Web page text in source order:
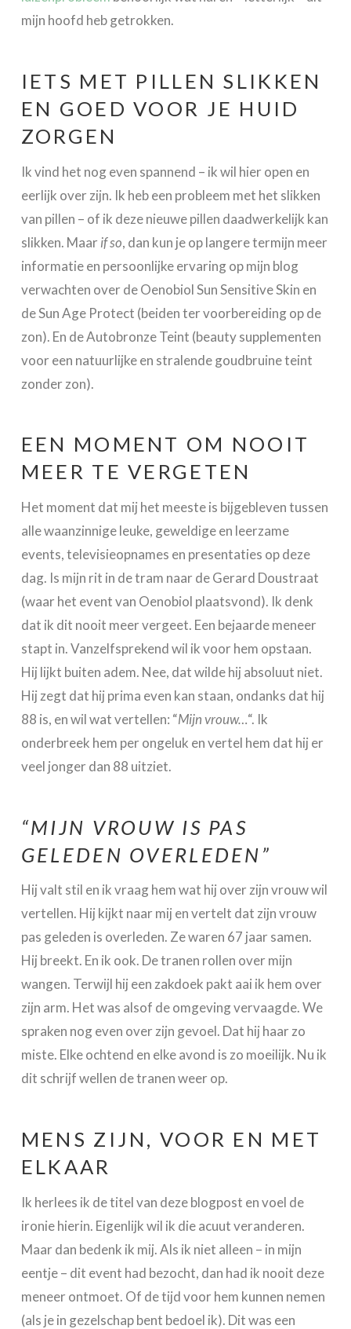
mijn hoofd heb getrokken.
IETS MET PILLEN SLIKKEN
EN GOED VOOR JE HUID
ZORGEN
Ik vind het nog even spannend – ik wil hier open en
eerlijk over zijn. Ik heb een probleem met het slikken
van pillen – of ik deze nieuwe pillen daadwerkelijk kan
slikken. Maar if so, dan kun je op langere termijn meer
informatie en persoonlijke ervaring op mijn blog
verwachten over de Oenobiol Sun Sensitive Skin en
de Sun Age Protect (beiden ter voorbereiding op de
zon). En de Autobronze Teint (beauty supplementen
voor een natuurlijke en stralende goudbruine teint
zonder zon).
EEN MOMENT OM NOOIT
MEER TE VERGETEN
Het moment dat mij het meeste is bijgebleven tussen
alle waanzinnige leuke, geweldige en leerzame
events, televisieopnames en presentaties op deze
dag. Is mijn rit in de tram naar de Gerard Doustraat
(waar het event van Oenobiol plaatsvond). Ik denk
dat ik dit nooit meer vergeet. Een bejaarde meneer
stapt in. Vanzelfsprekend wil ik voor hem opstaan.
Hij lijkt buiten adem. Nee, dat wilde hij absoluut niet.
Hij zegt dat hij prima even kan staan, ondanks dat hij
88 is, en wil wat vertellen: “Mijn vrouw…“. Ik
onderbreek hem per ongeluk en vertel hem dat hij er
veel jonger dan 88 uitziet.
“MIJN VROUW IS PAS
GELEDEN OVERLEDEN”
Hij valt stil en ik vraag hem wat hij over zijn vrouw wil
vertellen. Hij kijkt naar mij en vertelt dat zijn vrouw
pas geleden is overleden. Ze waren 67 jaar samen.
Hij breekt. En ik ook. De tranen rollen over mijn
wangen. Terwijl hij een zakdoek pakt aai ik hem over
zijn arm. Het was alsof de omgeving vervaagde. We
spraken nog even over zijn gevoel. Dat hij haar zo
miste. Elke ochtend en elke avond is zo moeilijk. Nu ik
dit schrijf wellen de tranen weer op.
MENS ZIJN, VOOR EN MET
ELKAAR
Ik herlees ik de titel van deze blogpost en voel de
ironie hierin. Eigenlijk wil ik die acuut veranderen.
Maar dan bedenk ik mij. Als ik niet alleen – in mijn
eentje – dit event had bezocht, dan had ik nooit deze
meneer ontmoet. Of de tijd voor hem kunnen nemen
(als je in gezelschap bent bedoel ik). Dit was een